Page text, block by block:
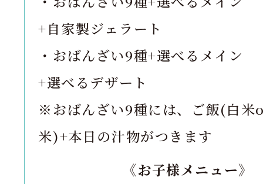
+自家製ジェラート
・おばんざい9種+選べるメイン
+選べるデザート
※おばんざい9種には、ご飯(白米
米)+本日の汁物がつきます
《お子様メニュー》